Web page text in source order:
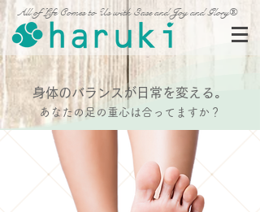
All of Life Comes to Us with Ease and Joy and Glory®
身体のバランスが日常を変える。
あなたの足の重心は合ってますか？